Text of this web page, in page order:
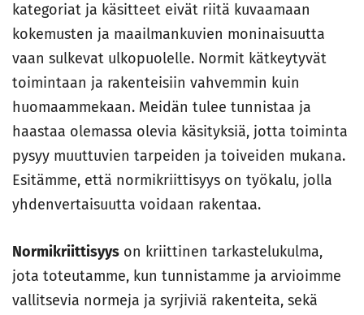
kategoriat ja käsitteet eivät riitä kuvaamaan
kokemusten ja maailmankuvien moninaisuutta
vaan sulkevat ulkopuolelle. Normit kätkeytyvät
toimintaan ja rakenteisiin vahvemmin kuin
huomaammekaan. Meidän tulee tunnistaa ja
haastaa olemassa olevia käsityksiä, jotta toiminta
pysyy muuttuvien tarpeiden ja toiveiden mukana.
Esitämme, että normikriittisyys on työkalu, jolla
yhdenvertaisuutta voidaan rakentaa.
Normikriittisyys on kriittinen tarkastelukulma,
jota toteutamme, kun tunnistamme ja arvioimme
vallitsevia normeja ja syrjiviä rakenteita, sekä